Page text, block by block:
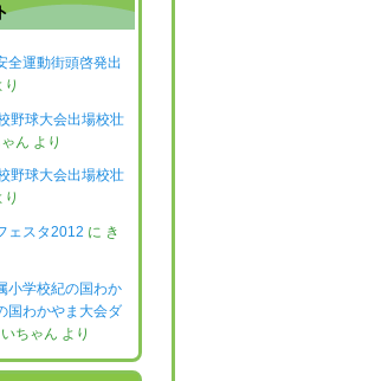
全運動街頭啓発出
り
野球大会出場校壮
ん より
野球大会出場校壮
り
ェスタ2012 に き
小学校紀の国わか
国わかやま大会ダ
いちゃん より